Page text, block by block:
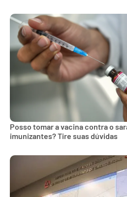
Posso tomar a vacina contra o
imunizantes? Tire suas dúvidas